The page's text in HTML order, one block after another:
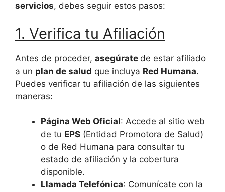
servicios, debes seguir estos pasos:
1. Verifica tu Afiliación
Antes de proceder, asegúrate de estar afiliado
a un plan de salud que incluya Red Humana.
Puedes verificar tu afiliación de las siguientes
maneras:
Página Web Oficial: Accede al sitio web
de tu EPS (Entidad Promotora de Salud)
o de Red Humana para consultar tu
estado de afiliación y la cobertura
disponible.
Llamada Telefónica: Comunícate con la